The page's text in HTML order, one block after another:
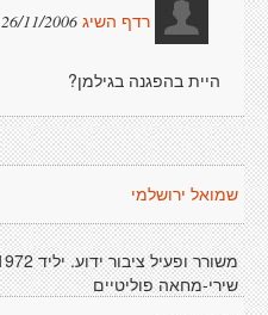
רדף השיג 26/11/2006 11:56:46
היית בהפגנה בגילמן?
שמואל ירושלמי
שירי-מחאה פוליטיים